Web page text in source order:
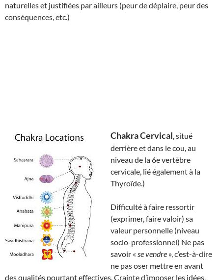
naturelles et justifiées par ailleurs (peur de déplaire, peur des
conséquences, etc.)
Chakra Cervical, situé
derrière et dans le cou, au
niveau de la 6e vertèbre
cervicale, lié également à la
Thyroïde.)
Difficulté à faire ressortir
(exprimer, faire valoir) sa
valeur personnelle (niveau
socio-professionnel) Ne pas
savoir « se vendre », c’est-à-dire
ne pas oser mettre en avant
des qualités pourtant effectives. Crainte d’imposer les idées,